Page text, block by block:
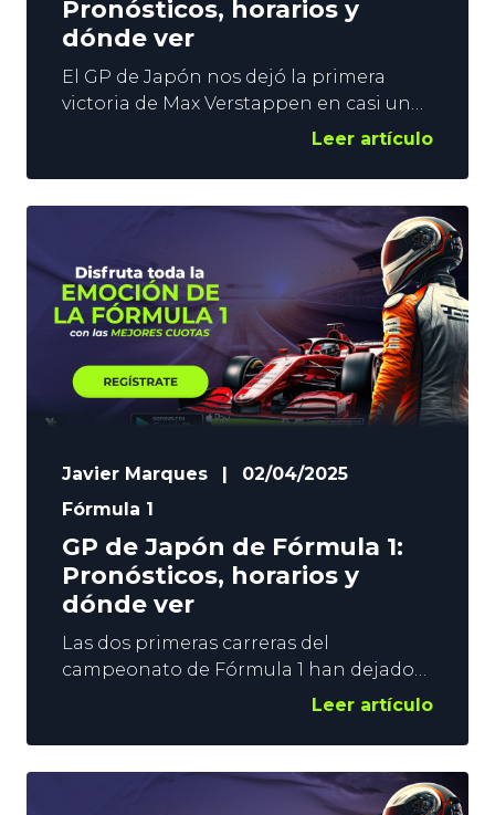
Pronósticos, horarios y
dónde ver
El GP de Japón nos dejó la primera
victoria de Max Verstappen en casi un
año y, aunque los Red Bull siguen
Lando Norris y Oscar Piastri, el
neerlandés ha demostrado que va a dar
mucha guerra para defender su título.
Ahora llega el circuito de Bahréin y en
Leer artículo
Javier Marques |
02/04/2025
Fórmula 1
GP de Japón de Fórmula 1:
Pronósticos, horarios y
dónde ver
Las dos primeras carreras del
campeonato de Fórmula 1 han dejado
clara una cosa: los McLaren son el mejor
que los Red Bull y Max Verstappen
dominaban han quedado atrás y ahora
el neerlandés tiene por delante a
Leer artículo